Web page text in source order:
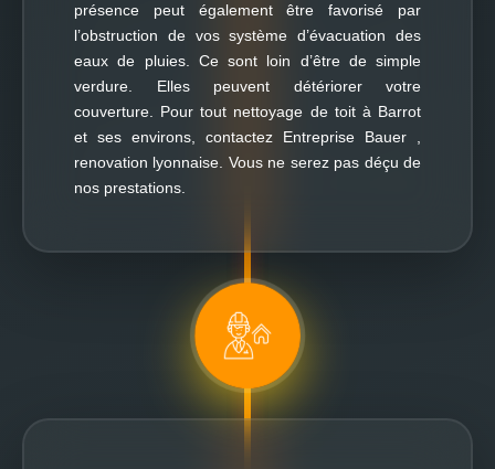
présence peut également être favorisé par
l’obstruction de vos système d’évacuation des
eaux de pluies. Ce sont loin d’être de simple
verdure. Elles peuvent détériorer votre
couverture. Pour tout nettoyage de toit à Barrot
et ses environs, contactez Entreprise Bauer ,
renovation lyonnaise. Vous ne serez pas déçu de
nos prestations.